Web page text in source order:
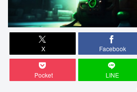
X Facebook
Pocket LINE